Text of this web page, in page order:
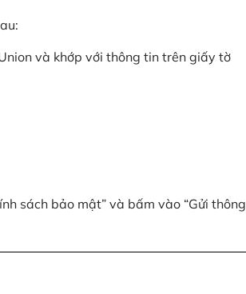
và khớp với thông tin trên giấy tờ
sách bảo mật” và bấm vào “Gửi thông